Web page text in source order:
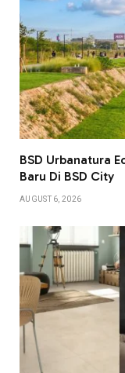
BSD Urbanatura
Baru Di BSD City
AUGUST 6, 2026